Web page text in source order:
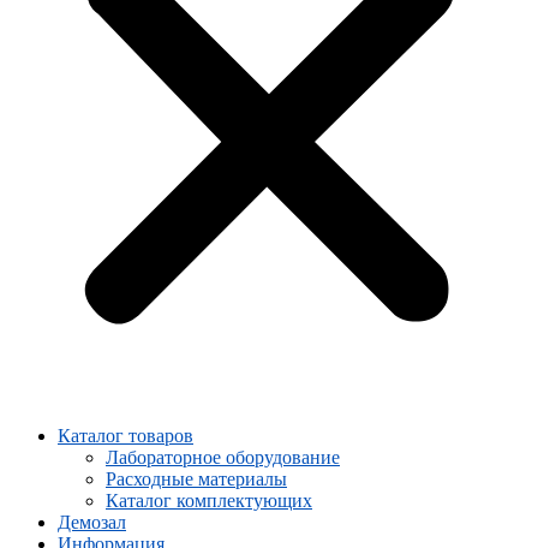
Каталог товаров
Лабораторное оборудование
Расходные материалы
Каталог комплектующих
Демозал